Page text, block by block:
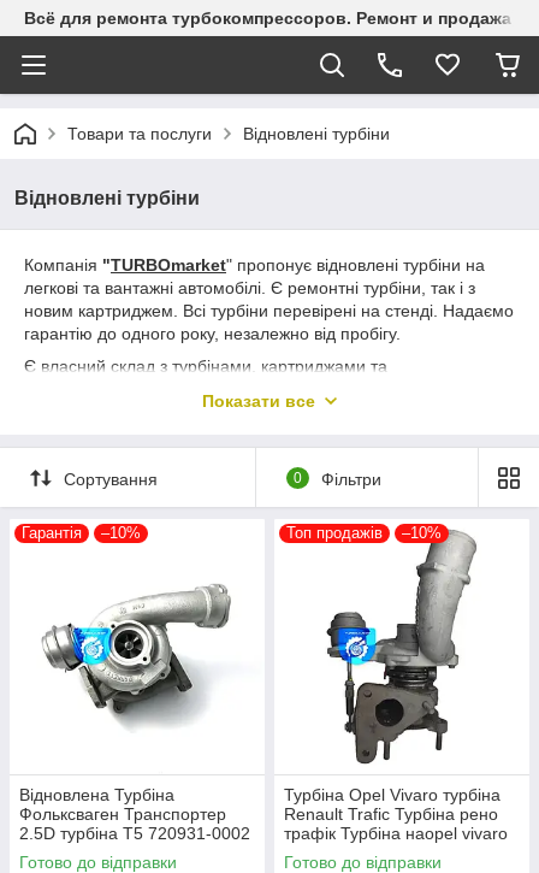
Всё для ремонта турбокомпрессоров. Ремонт и продажа
Товари та послуги Відновлені турбіни
Відновлені турбіни
Компанія "TURBOmarket" пропонує відновлені турбіни на
легкові та вантажні автомобілі. Є ремонтні турбіни, так і з
новим картриджем. Всі турбіни перевірені на стенді. Надаємо
гарантію до одного року, незалежно від пробігу.
Є власний склад з турбінами, картриджами та
виконання замовлення.
Показати все
Сортування 0 Фільтри
Гарантія –10%
Відновлена Турбіна
Фольксваген Транспортер
2.5D турбіна Т5 720931-0002
Готово до відправки
Топ продажів –10%
Турбіна Opel Vivaro турбіна
Renault Trafic Турбіна рено
трафік Турбіна наopel vivaro
1.9 717345-0002
Готово до відправки